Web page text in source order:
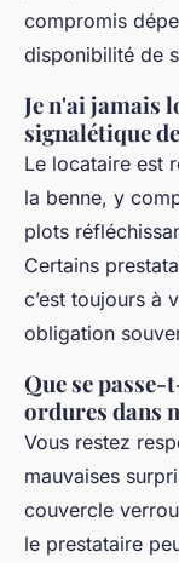
compromis
disponibilité de
Je n'ai jamais
signalétique
Le locataire est
la benne, y
plots
Certains
c’est toujours à
obligation
Que se
ordures dans
Vous restez
mauvaises
couvercle
le prestataire